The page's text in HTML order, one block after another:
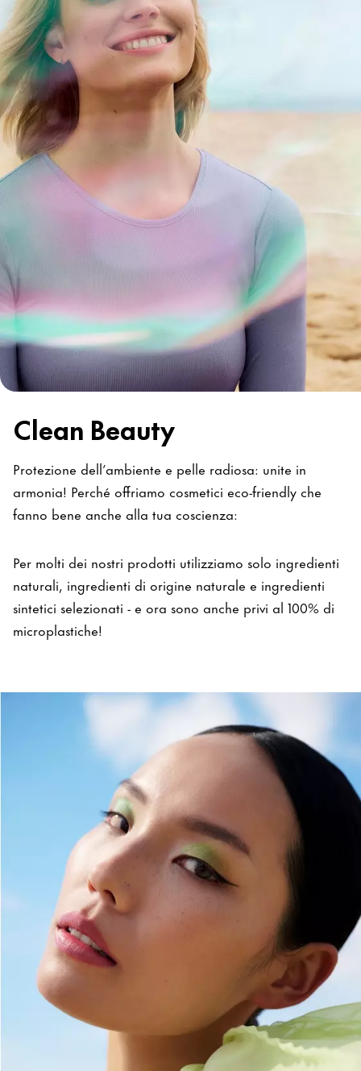
Clean Beauty
Protezione dell’ambiente e pelle radiosa: unite in
armonia! Perché offriamo cosmetici eco-friendly che
fanno bene anche alla tua coscienza:
Per molti dei nostri prodotti utilizziamo solo ingredienti
naturali, ingredienti di origine naturale e ingredienti
sintetici selezionati - e ora sono anche privi al 100% di
microplastiche!